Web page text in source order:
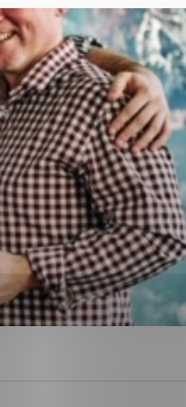
Analytické cookies
tým,
Analytické cookies
nie je